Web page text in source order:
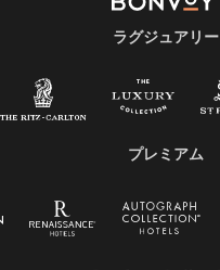
ラグジュアリー
プレミアム